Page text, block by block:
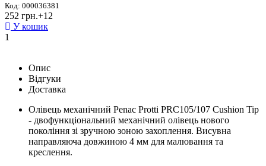
Код: 000036381
252 грн.+12
У кошик
1
Опис
Відгуки
Доставка
Олівець механічний Penac Protti PRC105/107 Cushion Tip
- двофункціональний механічний олівець нового
покоління зі зручною зоною захоплення. Висувна
направляюча довжиною 4 мм для малювання та
креслення.